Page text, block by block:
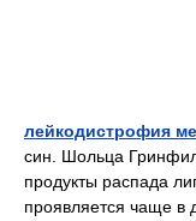
лейкодистрофия
син. Шольца
продукты распада
проявляется чаще в